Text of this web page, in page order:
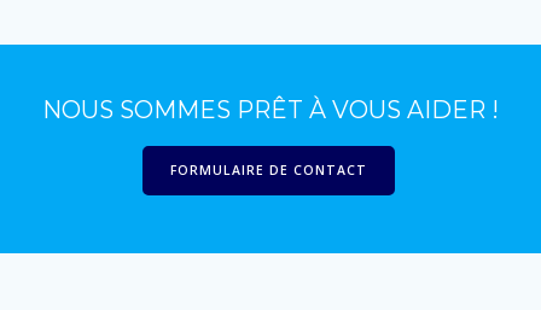
NOUS SOMMES PRÊT À VOUS AIDER !
FORMULAIRE DE CONTACT